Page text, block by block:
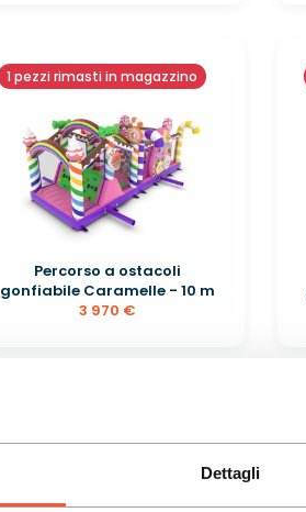
Dettagli
1 pezzi rimasti in magazzino
Percorso a ostacoli
gonfiabile Caramelle - 10 m
3 970 €